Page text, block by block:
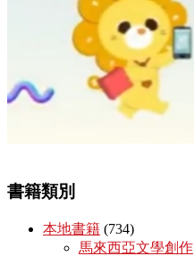
書籍類別
本地書籍 (734)
馬來西亞文學創作